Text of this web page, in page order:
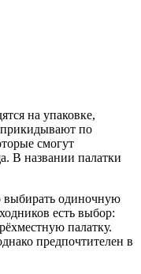
на упаковке,
прикидывают по
смогут
В названии палатки
одиночную
есть выбор:
палатку.
предпочтителен в